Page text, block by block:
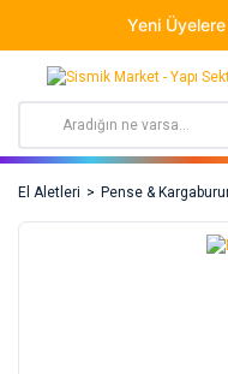
El Aletleri Pense &